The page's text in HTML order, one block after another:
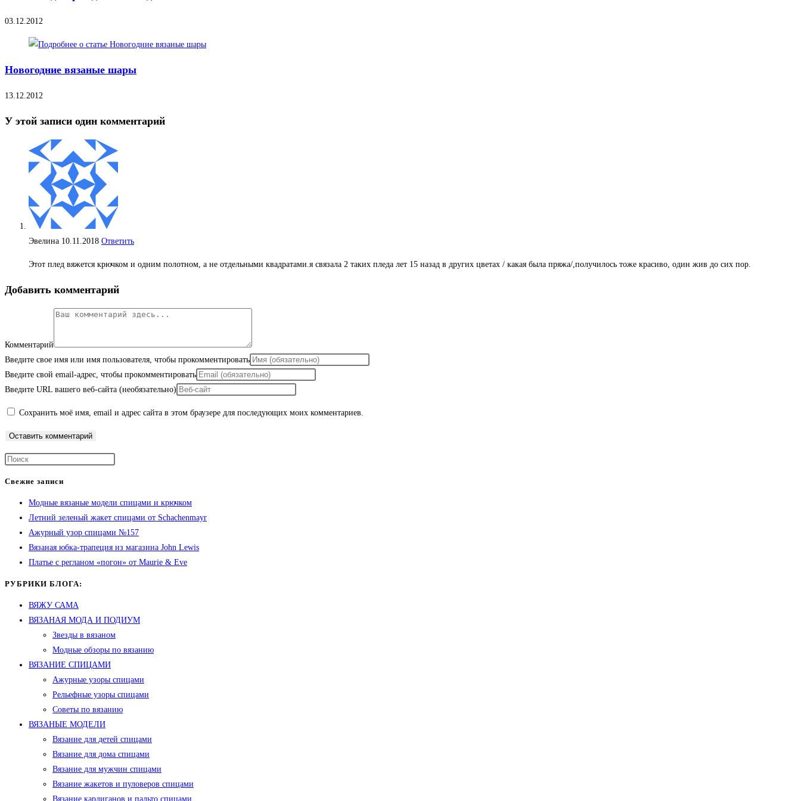
03.12.2012
Новогодние вязаные шары
13.12.2012
У этой записи один комментарий
Эвелина 10.11.2018 Ответить
Этот плед вяжется крючком и одним полотном, а не отдельными квадратами.я связала 2 таких пледа лет 15 назад в других цветах / какая была пряжа/,получилось тоже красиво, один жив до сих пор.
Добавить комментарий
Комментарий
Введите свое имя или имя пользователя, чтобы прокомментировать
Введите свой email-адрес, чтобы прокомментировать
Введите URL вашего веб-сайта (необязательно)
Сохранить моё имя, email и адрес сайта в этом браузере для последующих моих комментариев.
Свежие записи
Модные вязаные модели спицами и крючком
Летний зеленый жакет спицами от Schachenmayr
Ажурный узор спицами №157
Вязаная юбка-трапеция из магазина John Lewis
Платье с регланом «погон» от Maurie & Eve
РУБРИКИ БЛОГА:
ВЯЖУ САМА
ВЯЗАНАЯ МОДА И ПОДИУМ
Звезды в вязаном
Модные обзоры по вязанию
ВЯЗАНИЕ СПИЦАМИ
Ажурные узоры спицами
Рельефные узоры спицами
Советы по вязанию
ВЯЗАНЫЕ МОДЕЛИ
Вязание для детей спицами
Вязание для дома спицами
Вязание для мужчин спицами
Вязание жакетов и пуловеров спицами
Вязание кардиганов и пальто спицами